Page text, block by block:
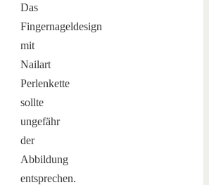
Das
Fingernageldesign
mit
Nailart
Perlenkette
sollte
ungefähr
der
Abbildung
entsprechen.